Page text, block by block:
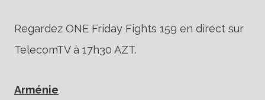
Regardez ONE Friday Fights 159 en direct sur
TelecomTV à 17h30 AZT.
Arménie